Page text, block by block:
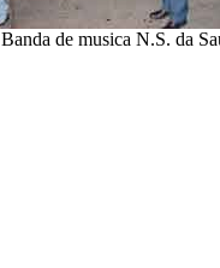
Banda de musica N.S. da